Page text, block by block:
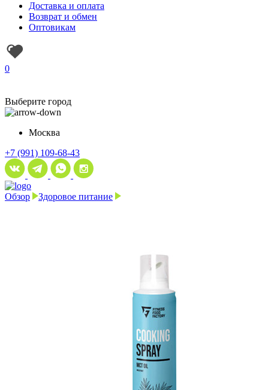
Доставка и оплата
Возврат и обмен
Оптовикам
0
Выберите город
Москва
+7 (991) 109-68-43
Обзор Здоровое питание